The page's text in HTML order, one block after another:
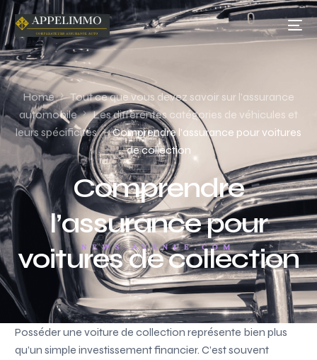
Home
Tout ce que vous devez savoir sur l'assurance
automobile
Les différentes catégories de véhicules et
leurs spécificités
Comprendre l’assurance pour voitures
de collection
Comprendre
l’assurance pour
voitures de collection
Posséder une voiture de collection représente bien plus
qu’un simple investissement financier. C’est souvent